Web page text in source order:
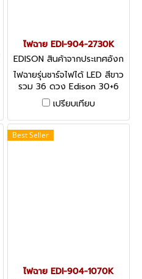
ไฟฉาย EDI-904-2730K
EDISON สินค้าจากประเทศอังก
ฤษ-1
ไฟฉายรุ่นชาร์จไฟได้ LED สีขาว
รวม 36 ดวง Edison 30+6
LED Rechargeable
Worklight & Torch
เปรียบเทียบ
Best Seller
ไฟฉาย EDI-904-1070K